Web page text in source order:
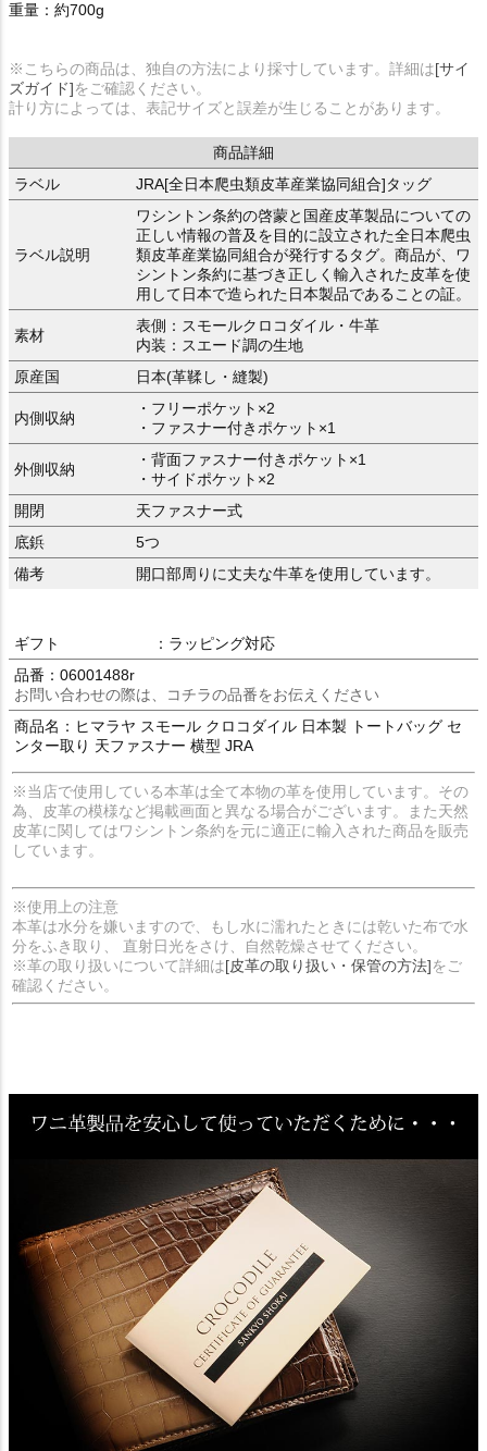
重量：約700g
※こちらの商品は、独自の方法により採寸しています。詳細は[サイ
ズガイド]をご確認ください。
計り方によっては、表記サイズと誤差が生じることがあります。
商品詳細
ラベル
JRA[全日本爬虫類皮革産業協同組合]タッグ
ラベル説明
ワシントン条約の啓蒙と国産皮革製品についての
正しい情報の普及を目的に設立された全日本爬虫
類皮革産業協同組合が発行するタグ。商品が、ワ
シントン条約に基づき正しく輸入された皮革を使
用して日本で造られた日本製品であることの証。
素材
表側：スモールクロコダイル・牛革
内装：スエード調の生地
原産国
日本(革鞣し・縫製)
内側収納
・フリーポケット×2
・ファスナー付きポケット×1
外側収納
・背面ファスナー付きポケット×1
・サイドポケット×2
開閉
天ファスナー式
底鋲
5つ
備考
開口部周りに丈夫な牛革を使用しています。
ギフト
：ラッピング対応
品番：06001488r
お問い合わせの際は、コチラの品番をお伝えください
商品名：ヒマラヤ スモール クロコダイル 日本製 トートバッグ セ
ンター取り 天ファスナー 横型 JRA
※当店で使用している本革は全て本物の革を使用しています。その
為、皮革の模様など掲載画面と異なる場合がございます。また天然
皮革に関してはワシントン条約を元に適正に輸入された商品を販売
しています。
※使用上の注意
本革は水分を嫌いますので、もし水に濡れたときには乾いた布で水
分をふき取り、 直射日光をさけ、自然乾燥させてください。
※革の取り扱いについて詳細は[皮革の取り扱い・保管の方法]をご
確認ください。